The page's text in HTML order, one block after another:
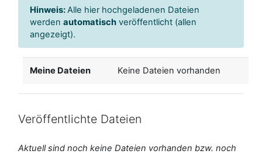
Hinweis:Alle hier hochgeladenen Dateien
werden automatisch veröffentlicht (allen
angezeigt).
Meine Dateien Keine Dateien vorhanden
Veröffentlichte Dateien
Aktuell sind noch keine Dateien vorhanden bzw. noch